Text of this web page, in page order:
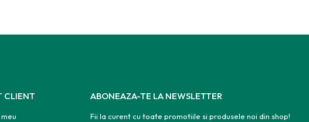
CLIENT ABONEAZA-TE LA NEWSLETTER
Fii la curent cu toate promotiile si produsele noi din shop!